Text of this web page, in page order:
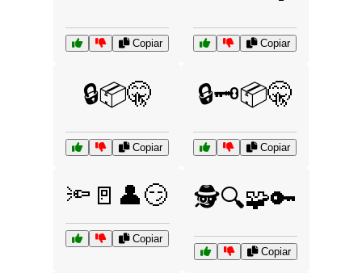
Copiar Copiar
🔒📦🤫
Copiar
🔒🗝️📦🤫
Copiar
🔦🚪👤😏
Copiar
🕵️🔍🧩🔑
Copiar